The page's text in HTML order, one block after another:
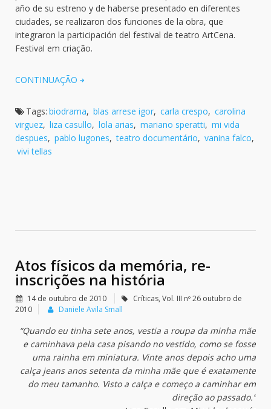
año de su estreno y de haberse presentado en diferentes
ciudades, se realizaron dos funciones de la obra, que
integraron la participación del festival de teatro ArtCena.
Festival em criação.
CONTINUAÇÃO
Tags: biodrama, blas arrese igor, carla crespo, carolina
virguez, liza casullo, lola arias, mariano speratti, mi vida
despues, pablo lugones, teatro documentário, vanina falco,
vivi tellas
Atos físicos da memória, re-
inscrições na história
14 de outubro de 2010 Críticas, Vol. III nº 26 outubro de
2010
Daniele Avila Small
“Quando eu tinha sete anos, vestia a roupa da minha mãe
e caminhava pela casa pisando no vestido, como se fosse
uma rainha em miniatura. Vinte anos depois acho uma
calça jeans anos setenta da minha mãe que é exatamente
do meu tamanho. Visto a calça e começo a caminhar em
direção ao passado.”